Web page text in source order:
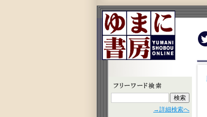
→詳細検索へ